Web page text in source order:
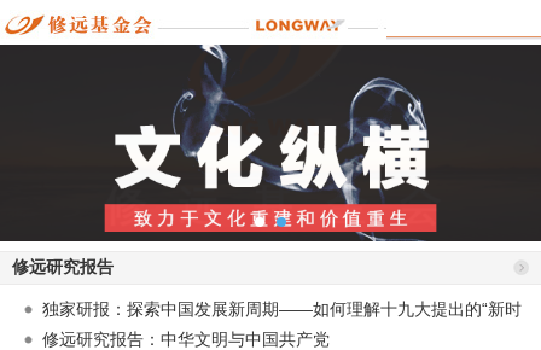
修远研究报告
独家研报：探索中国发展新周期——如何理解十九大提出的“新时
代”？
修远研究报告：中华文明与中国共产党